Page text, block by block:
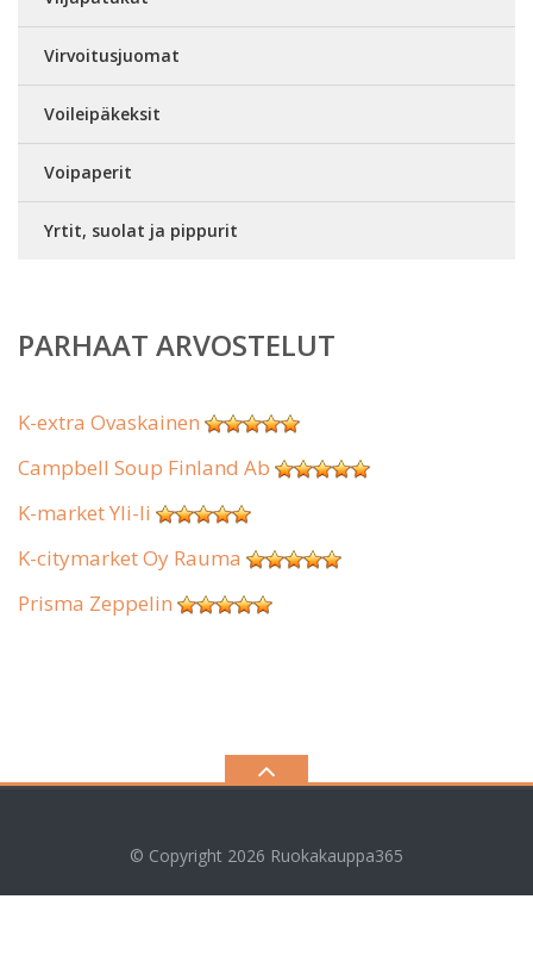
Virvoitusjuomat
Voileipäkeksit
Voipaperit
Yrtit, suolat ja pippurit
PARHAAT ARVOSTELUT
K-extra Ovaskainen
Campbell Soup Finland Ab
K-market Yli-Ii
K-citymarket Oy Rauma
Prisma Zeppelin
© Copyright 2026 Ruokakauppa365